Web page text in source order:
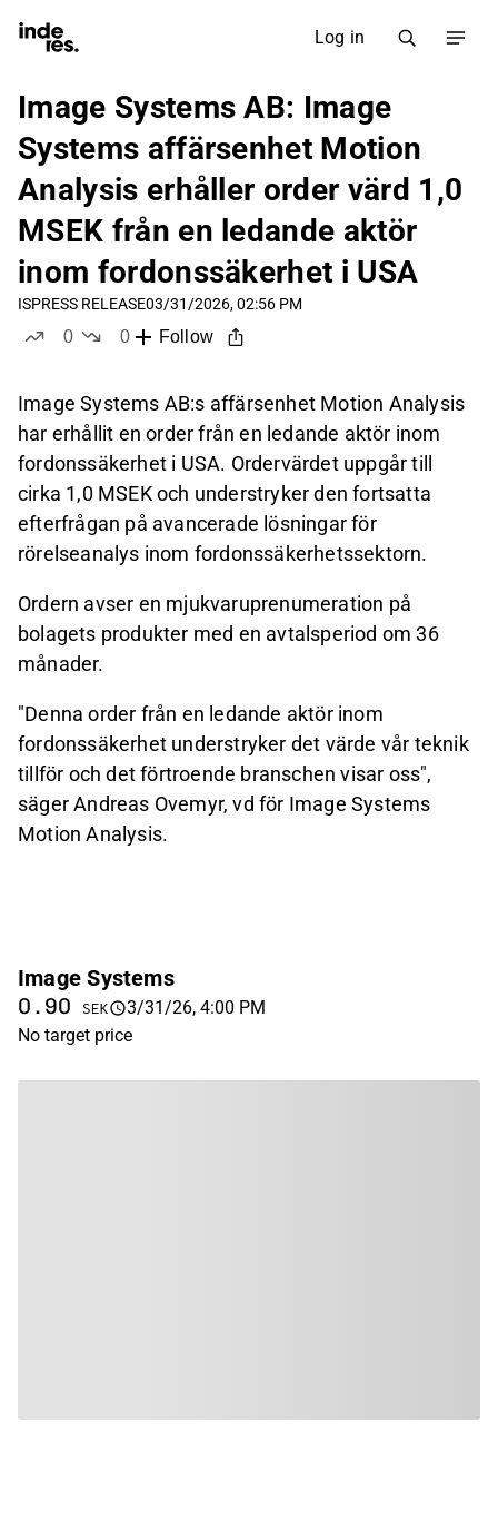
Log in
Image Systems AB: Image
Systems affärsenhet Motion
Analysis erhåller order värd 1,0
MSEK från en ledande aktör
inom fordonssäkerhet i USA
ISPRESS RELEASE03/31/2026, 02:56 PM
0
0
Follow
Image Systems AB:s affärsenhet Motion Analysis
har erhållit en order från en ledande aktör inom
fordonssäkerhet i USA. Ordervärdet uppgår till
cirka 1,0 MSEK och understryker den fortsatta
efterfrågan på avancerade lösningar för
rörelseanalys inom fordonssäkerhetssektorn.
Ordern avser en mjukvaruprenumeration på
bolagets produkter med en avtalsperiod om 36
månader.
"Denna order från en ledande aktör inom
fordonssäkerhet understryker det värde vår teknik
tillför och det förtroende branschen visar oss",
säger Andreas Ovemyr, vd för Image Systems
Motion Analysis.
Image Systems
0.90 SEK
3/31/26, 4:00 PM
No target price